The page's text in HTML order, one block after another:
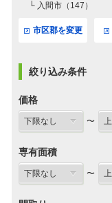
└ 入間市（147）
市区郡を変更
絞り込み条件
価格
〜
専有面積
〜